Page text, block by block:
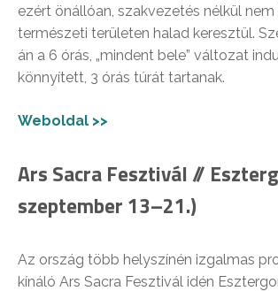
ezért önállóan, szakvezetés nélkül
természeti területen halad keresztül.
án a 6 órás, „mindent bele” változat
könnyített, 3 órás túrát tartanak.
Weboldal >>
Ars Sacra Fesztivál //
szeptember 13–21.)
Az ország több helyszínén izgalmas
kínáló Ars Sacra Fesztivál idén